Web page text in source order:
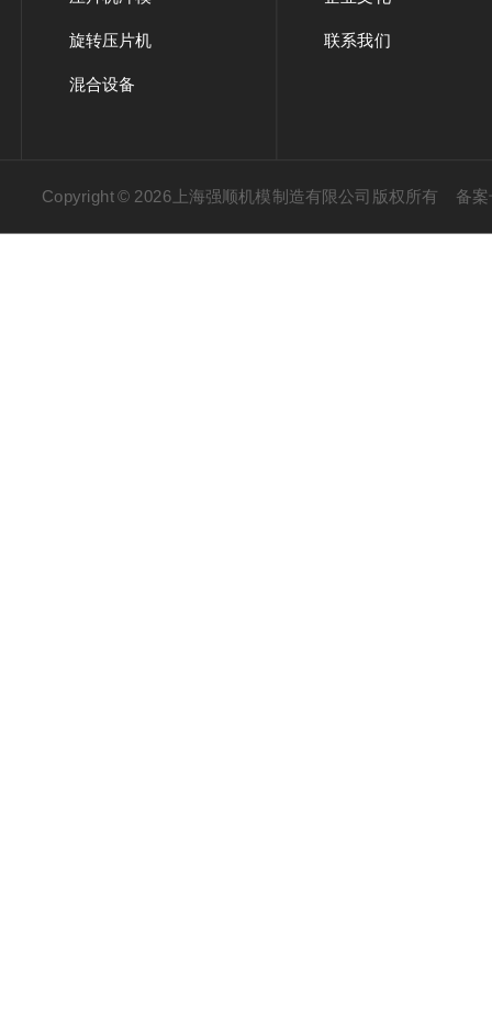
旋转压片机
混合设备
联系我们
Copyright © 2026上海强顺机模制造有限公司版权所有 备